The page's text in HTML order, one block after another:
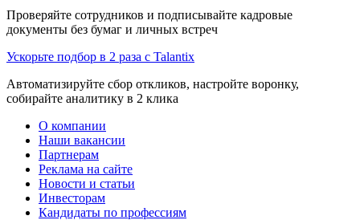
Проверяйте сотрудников и подписывайте кадровые
документы без бумаг и личных встреч
Ускорьте подбор в 2 раза с Talantix
Автоматизируйте сбор откликов, настройте воронку,
собирайте аналитику в 2 клика
О компании
Наши вакансии
Партнерам
Реклама на сайте
Новости и статьи
Инвесторам
Кандидаты по профессиям